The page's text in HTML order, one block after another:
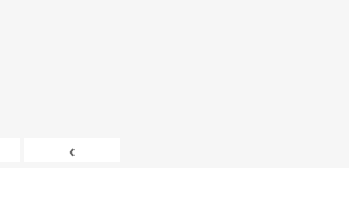
‹